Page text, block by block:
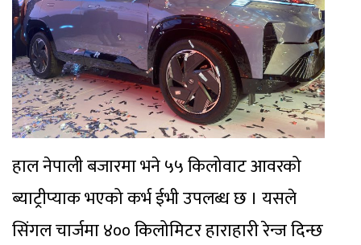
हाल नेपाली बजारमा भने ५५ किलोवाट आवरको
ब्याट्रीप्याक भएको कर्भ ईभी उपलब्ध छ । यसले
सिंगल चार्जमा ४०० किलोमिटर हाराहारी रेन्ज दिन्छ